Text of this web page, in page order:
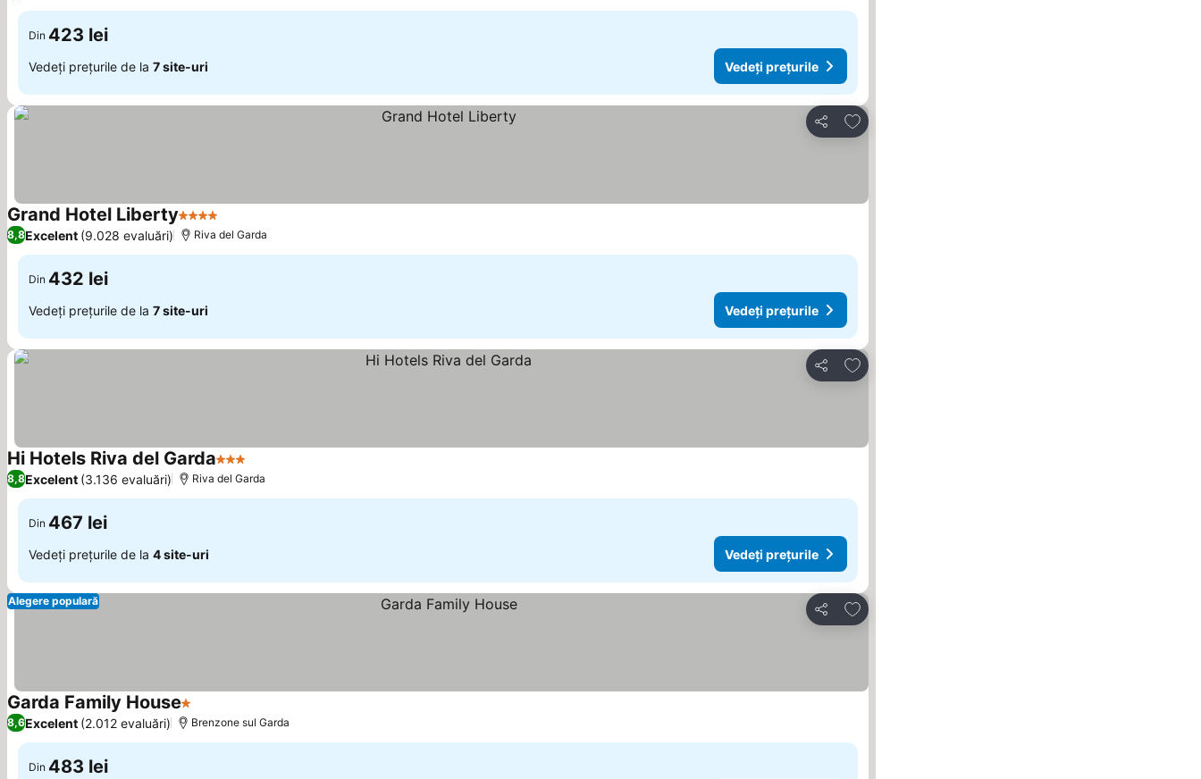
Din 423 lei
Vedeți prețurile de la 7 site-uri Vedeți prețurile
Distribuiți
Adăugaţi la favorite
Grand Hotel Liberty4 Stele
8,8Excelent (9.028 evaluări) Riva del Garda
Din 432 lei
Vedeți prețurile de la 7 site-uri Vedeți prețurile
Distribuiți
Adăugaţi la favorite
Hi Hotels Riva del Garda3 Stele
8,8Excelent (3.136 evaluări) Riva del Garda
Din 467 lei
Vedeți prețurile de la 4 site-uri Vedeți prețurile
Distribuiți
Adăugaţi la favorite
Alegere populară
Garda Family House1 Stele
8,6Excelent (2.012 evaluări) Brenzone sul Garda
Din 483 lei